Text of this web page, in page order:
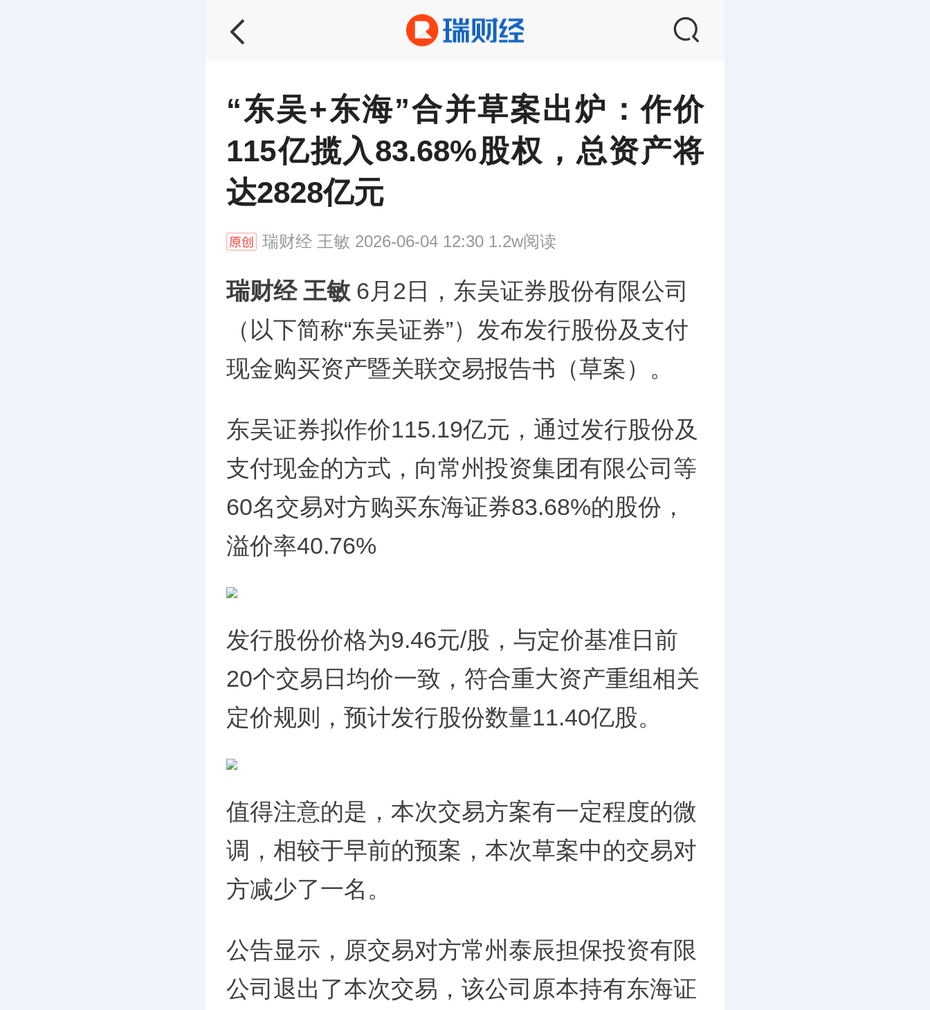
“东吴+东海”合并草案出炉：作价
115亿揽入83.68%股权，总资产将
达2828亿元
瑞财经 王敏 2026-06-04 12:30 1.2w阅读
瑞财经 王敏 6月2日，东吴证券股份有限公司
（以下简称“东吴证券”）发布发行股份及支付
现金购买资产暨关联交易报告书（草案）。
东吴证券拟作价115.19亿元，通过发行股份及
支付现金的方式，向常州投资集团有限公司等
60名交易对方购买东海证券83.68%的股份，
溢价率40.76%
发行股份价格为9.46元/股，与定价基准日前
20个交易日均价一致，符合重大资产重组相关
定价规则，预计发行股份数量11.40亿股。
值得注意的是，本次交易方案有一定程度的微
调，相较于早前的预案，本次草案中的交易对
方减少了一名。
公告显示，原交易对方常州泰辰担保投资有限
公司退出了本次交易，该公司原本持有东海证